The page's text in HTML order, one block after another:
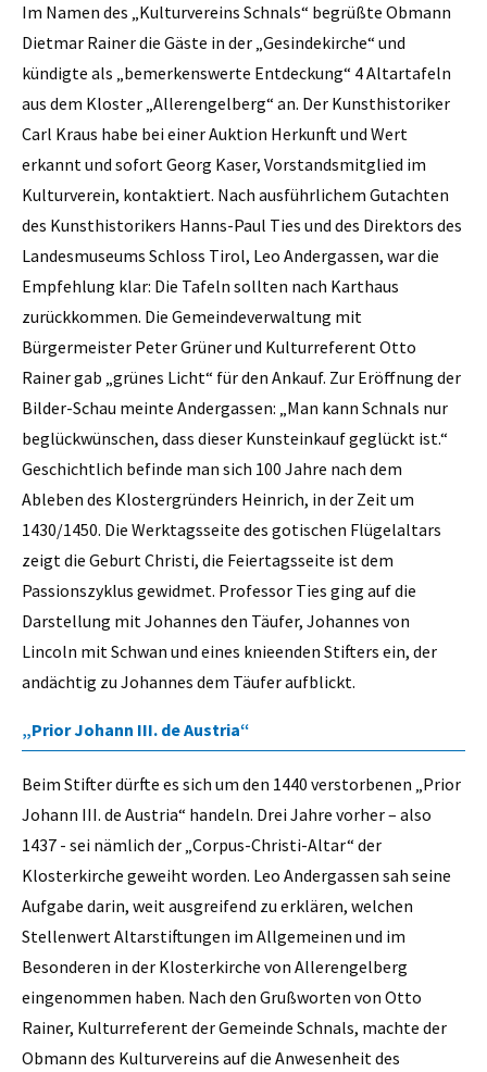
Im Namen des „Kulturvereins Schnals“ begrüßte Obmann
Dietmar Rainer die Gäste in der „Gesindekirche“ und
kündigte als „bemerkenswerte Entdeckung“ 4 Altartafeln
aus dem Kloster „Allerengelberg“ an. Der Kunsthistoriker
Carl Kraus habe bei einer Auktion Herkunft und Wert
erkannt und sofort Georg Kaser, Vorstandsmitglied im
Kulturverein, kontaktiert. Nach ausführlichem Gutachten
des Kunsthistorikers Hanns-Paul Ties und des Direktors des
Landesmuseums Schloss Tirol, Leo Andergassen, war die
Empfehlung klar: Die Tafeln sollten nach Karthaus
zurückkommen. Die Gemeindeverwaltung mit
Bürgermeister Peter Grüner und Kulturreferent Otto
Rainer gab „grünes Licht“ für den Ankauf. Zur Eröffnung der
Bilder-Schau meinte Andergassen: „Man kann Schnals nur
beglückwünschen, dass dieser Kunsteinkauf geglückt ist.“
Geschichtlich befinde man sich 100 Jahre nach dem
Ableben des Klostergründers Heinrich, in der Zeit um
1430/1450. Die Werktagsseite des gotischen Flügelaltars
zeigt die Geburt Christi, die Feiertagsseite ist dem
Passionszyklus gewidmet. Professor Ties ging auf die
Darstellung mit Johannes den Täufer, Johannes von
Lincoln mit Schwan und eines knieenden Stifters ein, der
andächtig zu Johannes dem Täufer aufblickt.
„Prior Johann III. de Austria“
Beim Stifter dürfte es sich um den 1440 verstorbenen „Prior
Johann III. de Austria“ handeln. Drei Jahre vorher – also
1437 - sei nämlich der „Corpus-Christi-Altar“ der
Klosterkirche geweiht worden. Leo Andergassen sah seine
Aufgabe darin, weit ausgreifend zu erklären, welchen
Stellenwert Altarstiftungen im Allgemeinen und im
Besonderen in der Klosterkirche von Allerengelberg
eingenommen haben. Nach den Grußworten von Otto
Rainer, Kulturreferent der Gemeinde Schnals, machte der
Obmann des Kulturvereins auf die Anwesenheit des